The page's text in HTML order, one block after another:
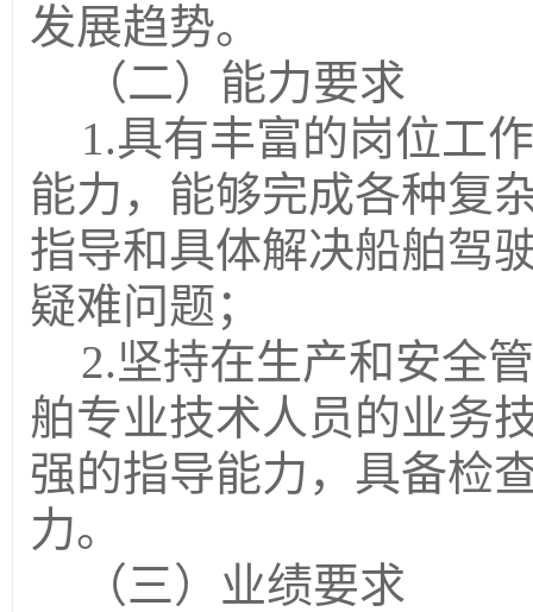
发展趋势。
（二）能力要求
1.具有丰富的岗位工
能力，能够完成各种复
指导和具体解决船舶驾
疑难问题；
2.坚持在生产和安全
舶专业技术人员的业务
强的指导能力，具备检
力。
（三）业绩要求